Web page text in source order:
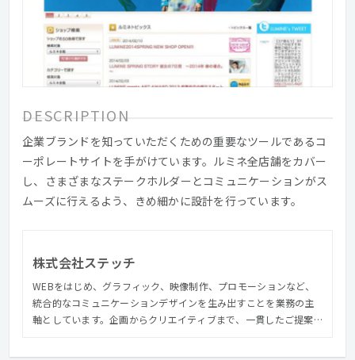
DESCRIPTION
企業ブランドを知っていただくための重要なツールであるコ
ーポレートサイトを手がけています。ルミネ全店舗をカバー
し、さまざまなステークホルダーとコミュニケーションがス
ムーズに行えるよう、きめ細かに設計を行っています。
株式会社ステッチ
WEBをはじめ、グラフィック、映像制作、プロモーションなど、
統合的なコミュニケーションデザインを生み出すことを業務の主
軸としています。企画からクリエイティブまで、一貫したご提案